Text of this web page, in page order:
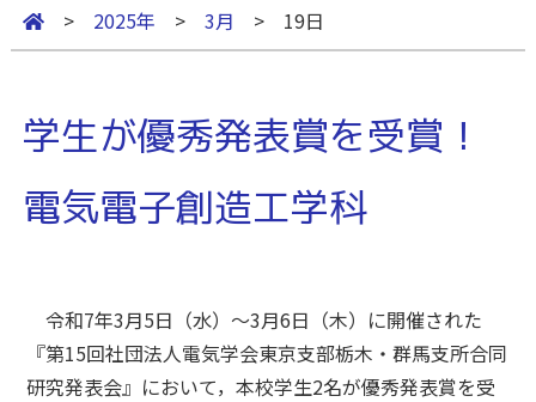
> 2025年 > 3月 > 19日
学生が優秀発表賞を受賞！
電気電子創造工学科
令和7年3月5日（水）〜3月6日（木）に開催された
『第15回社団法人電気学会東京支部栃木・群馬支所合同
研究発表会』において，本校学生2名が優秀発表賞を受